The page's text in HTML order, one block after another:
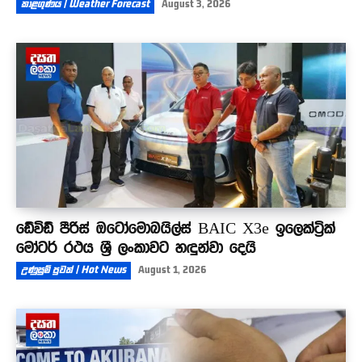
කාළගුණය | Weather Forecast August 3, 2026
ඩේවිඩ් පීරිස් ඔටෝමොබයිල්ස් BAIC X3e ඉලෙක්ට්‍රික්
මෝටර් රථය ශ්‍රී ලංකාවට හඳුන්වා දෙයි
උණුසුම් පුවත් | Hot News August 1, 2026